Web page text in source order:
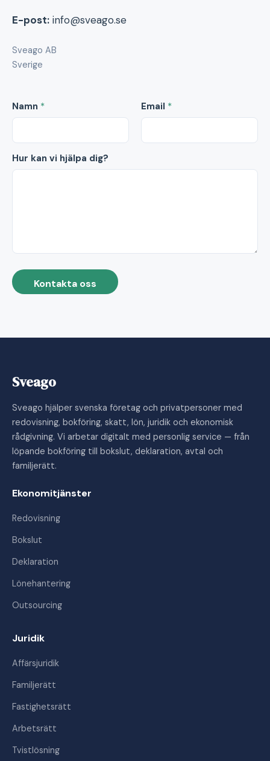
E-post: info@sveago.se
Sveago AB
Sverige
Namn * Email *
Hur kan vi hjälpa dig?
Kontakta oss
Sveago
Sveago hjälper svenska företag och privatpersoner med
redovisning, bokföring, skatt, lön, juridik och ekonomisk
rådgivning. Vi arbetar digitalt med personlig service — från
löpande bokföring till bokslut, deklaration, avtal och
familjerätt.
Ekonomitjänster
Redovisning
Bokslut
Deklaration
Lönehantering
Outsourcing
Juridik
Affärsjuridik
Familjerätt
Fastighetsrätt
Arbetsrätt
Tvistlösning